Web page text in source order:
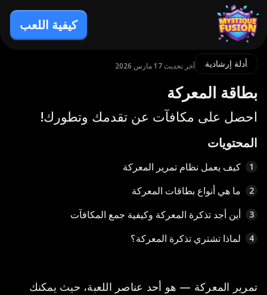
كيفية اللعب
أدلة إرشادية آخر تحديث 17 مارس 2026
بطاقة المعركة
احصل على مكافآت عن تقدمك وتطورك!
المحتويات
1 كيف يعمل نظام تمرير المعركة
2 ما هي أنواع بطاقات المعركة
3 أين أجد تذكرة المعركة وكيفية جمع المكافآت
4 لماذا تشتري تذكرة المعركة؟
تمرير المعركة — هو أحد عناصر اللعبة، حيث يمكنك